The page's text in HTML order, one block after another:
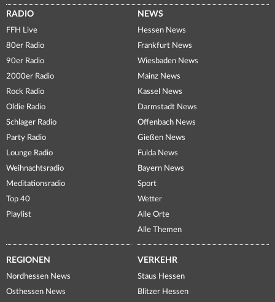
RADIO
FFH Live
80er Radio
90er Radio
2000er Radio
Rock Radio
Oldie Radio
Schlager Radio
Party Radio
Lounge Radio
Weihnachtsradio
Meditationsradio
Top 40
Playlist
NEWS
Hessen News
Frankfurt News
Wiesbaden News
Mainz News
Kassel News
Darmstadt News
Offenbach News
Gießen News
Fulda News
Bayern News
Sport
Wetter
Alle Orte
Alle Themen
REGIONEN
Nordhessen News
Osthessen News
VERKEHR
Staus Hessen
Blitzer Hessen